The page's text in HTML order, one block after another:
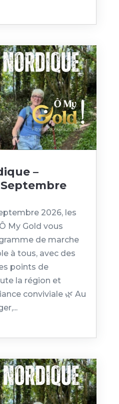
–
2026, les
My Gold vous
de marche
à tous, avec des
points de
la région et
conviviale 🌿 Au